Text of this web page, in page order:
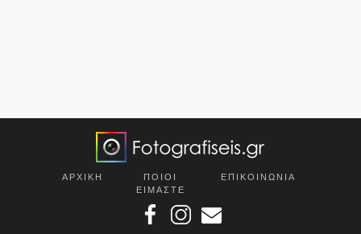
ΑΡΧΙΚΗ
ΠΟΙΟΙ
ΕΙΜΑΣΤΕ
ΕΠΙΚOΙΝΩΝΙΑ